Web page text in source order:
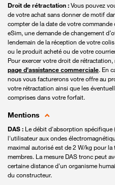
Droit de rétractation :Vous pouvez
de votre achat sans donner de motif
compter de la date de votre
eSim, une demande de changement
lendemain de la réception de votre
ou le produit acheté ou de votre
Pour exercer votre droit de
page d'assistance commerciale. En
nous vous facturerons votre offre au
votre rétractation ainsi que les
comprises dans votre forfait.
Mentions
DAS : Le débit d'absorption
l'utilisateur aux ondes
maximal autorisé est de 2 W/kg pour
membres. La mesure DAS tronc peut
certaine distance d'un organisme
du constructeur.